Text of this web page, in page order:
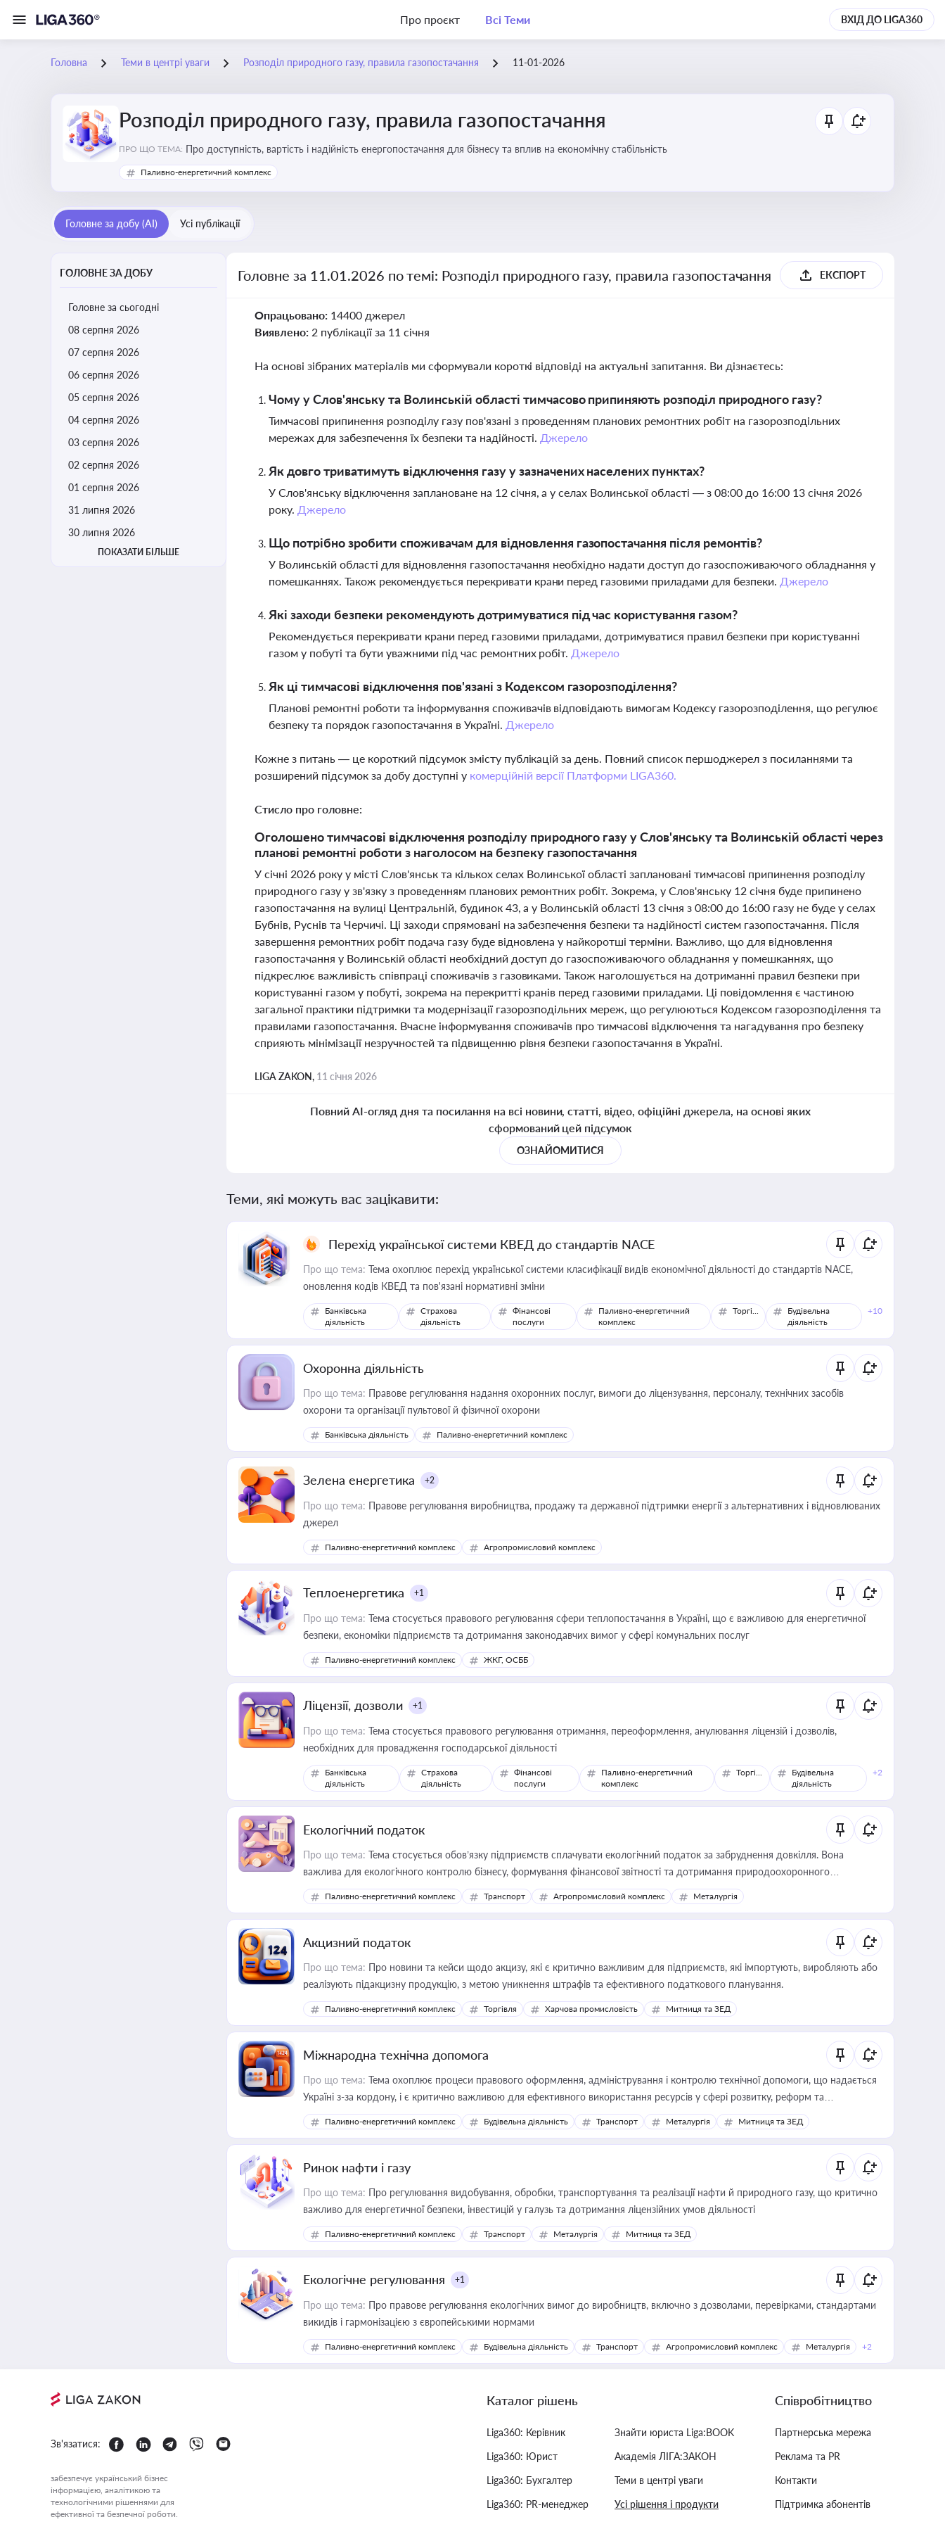
Про проєкт Всі Теми ВХІД ДО LIGA360
Головна Теми в центрі уваги Розподіл природного газу, правила газопостачання 11-01-2026
Розподіл природного газу, правила газопостачання
ПРО ЩО ТЕМА: Про доступність, вартість і надійність енергопостачання для бізнесу та вплив на економічну стабільність
Паливно-енергетичний комплекс
Головне за добу (AI) Усі публікації
ГОЛОВНЕ ЗА ДОБУ
Головне за сьогодні
08 серпня 2026
07 серпня 2026
06 серпня 2026
05 серпня 2026
04 серпня 2026
03 серпня 2026
02 серпня 2026
01 серпня 2026
31 липня 2026
30 липня 2026
ПОКАЗАТИ БІЛЬШЕ
Головне за 11.01.2026 по темі: Розподіл природного газу, правила газопостачання ЕКСПОРТ
Опрацьовано: 14400 джерел
Виявлено: 2 публікації за 11 січня
На основі зібраних матеріалів ми сформували короткі відповіді на актуальні запитання. Ви дізнаєтесь:
Чому у Слов'янську та Волинській області тимчасово припиняють розподіл природного газу?
Тимчасові припинення розподілу газу пов'язані з проведенням планових ремонтних робіт на газорозподільних
мережах для забезпечення їх безпеки та надійності. Джерело
Як довго триватимуть відключення газу у зазначених населених пунктах?
У Слов'янську відключення заплановане на 12 січня, а у селах Волинської області — з 08:00 до 16:00 13 січня 2026
року. Джерело
Що потрібно зробити споживачам для відновлення газопостачання після ремонтів?
У Волинській області для відновлення газопостачання необхідно надати доступ до газоспоживаючого обладнання у
помешканнях. Також рекомендується перекривати крани перед газовими приладами для безпеки. Джерело
Які заходи безпеки рекомендують дотримуватися під час користування газом?
Рекомендується перекривати крани перед газовими приладами, дотримуватися правил безпеки при користуванні
газом у побуті та бути уважними під час ремонтних робіт. Джерело
Як ці тимчасові відключення пов'язані з Кодексом газорозподілення?
Планові ремонтні роботи та інформування споживачів відповідають вимогам Кодексу газорозподілення, що регулює
безпеку та порядок газопостачання в Україні. Джерело
Кожне з питань — це короткий підсумок змісту публікацій за день. Повний список першоджерел з посиланнями та
розширений підсумок за добу доступні у комерційній версії Платформи LIGA360.
Стисло про головне:
Оголошено тимчасові відключення розподілу природного газу у Слов'янську та Волинській області через
планові ремонтні роботи з наголосом на безпеку газопостачання
У січні 2026 року у місті Слов'янськ та кількох селах Волинської області заплановані тимчасові припинення розподілу
природного газу у зв'язку з проведенням планових ремонтних робіт. Зокрема, у Слов'янську 12 січня буде припинено
газопостачання на вулиці Центральній, будинок 43, а у Волинській області 13 січня з 08:00 до 16:00 газу не буде у селах
Бубнів, Руснів та Черчичі. Ці заходи спрямовані на забезпечення безпеки та надійності систем газопостачання. Після
завершення ремонтних робіт подача газу буде відновлена у найкоротші терміни. Важливо, що для відновлення
газопостачання у Волинській області необхідний доступ до газоспоживаючого обладнання у помешканнях, що
підкреслює важливість співпраці споживачів з газовиками. Також наголошується на дотриманні правил безпеки при
користуванні газом у побуті, зокрема на перекритті кранів перед газовими приладами. Ці повідомлення є частиною
загальної практики підтримки та модернізації газорозподільних мереж, що регулюються Кодексом газорозподілення та
правилами газопостачання. Вчасне інформування споживачів про тимчасові відключення та нагадування про безпеку
сприяють мінімізації незручностей та підвищенню рівня безпеки газопостачання в Україні.
LIGA ZAKON, 11 січня 2026
Повний AI-огляд дня та посилання на всі новини, статті, відео, офіційні джерела, на основі яких
сформований цей підсумок
ОЗНАЙОМИТИСЯ
Теми, які можуть вас зацікавити:
Перехід української системи КВЕД до стандартів NACE
Про що тема: Тема охоплює перехід української системи класифікації видів економічної діяльності до стандартів NACE,
оновлення кодів КВЕД та пов'язані нормативні зміни
Банківська
діяльність
Страхова
діяльність
Фінансові
послуги
Паливно-енергетичний
комплекс
Торгівля
Будівельна
діяльність
+10
Охоронна діяльність
Про що тема: Правове регулювання надання охоронних послуг, вимоги до ліцензування, персоналу, технічних засобів
охорони та організації пультової й фізичної охорони
Банківська діяльність Паливно-енергетичний комплекс
Зелена енергетика +2
Про що тема: Правове регулювання виробництва, продажу та державної підтримки енергії з альтернативних і відновлюваних
джерел
Паливно-енергетичний комплекс Агропромисловий комплекс
Теплоенергетика +1
Про що тема: Тема стосується правового регулювання сфери теплопостачання в Україні, що є важливою для енергетичної
безпеки, економіки підприємств та дотримання законодавчих вимог у сфері комунальних послуг
Паливно-енергетичний комплекс ЖКГ, ОСББ
Ліцензії, дозволи +1
Про що тема: Тема стосується правового регулювання отримання, переоформлення, анулювання ліцензій і дозволів,
необхідних для провадження господарської діяльності
Банківська
діяльність
Страхова
діяльність
Фінансові
послуги
Паливно-енергетичний
комплекс
Торгівля
Будівельна
діяльність
+2
Екологічний податок
Про що тема: Тема стосується обов’язку підприємств сплачувати екологічний податок за забруднення довкілля. Вона
важлива для екологічного контролю бізнесу, формування фінансової звітності та дотримання природоохоронного
законодавства
Паливно-енергетичний комплекс Транспорт Агропромисловий комплекс Металургія
Акцизний податок
Про що тема: Про новини та кейси щодо акцизу, які є критично важливим для підприємств, які імпортують, виробляють або
реалізують підакцизну продукцію, з метою уникнення штрафів та ефективного податкового планування.
Паливно-енергетичний комплекс Торгівля Харчова промисловість Митниця та ЗЕД
Міжнародна технічна допомога
Про що тема: Тема охоплює процеси правового оформлення, адміністрування і контролю технічної допомоги, що надається
Україні з-за кордону, і є критично важливою для ефективного використання ресурсів у сфері розвитку, реформ та
інфраструктурних проєктів
Паливно-енергетичний комплекс Будівельна діяльність Транспорт Металургія Митниця та ЗЕД
Ринок нафти і газу
Про що тема: Про регулювання видобування, обробки, транспортування та реалізації нафти й природного газу, що критично
важливо для енергетичної безпеки, інвестицій у галузь та дотримання ліцензійних умов діяльності
Паливно-енергетичний комплекс Транспорт Металургія Митниця та ЗЕД
Екологічне регулювання +1
Про що тема: Про правове регулювання екологічних вимог до виробництв, включно з дозволами, перевірками, стандартами
викидів і гармонізацією з європейськими нормами
Паливно-енергетичний комплекс Будівельна діяльність Транспорт Агропромисловий комплекс Металургія +2
Зв'язатися:
забезпечує український бізнес
інформацією, аналітикою та
технологічними рішеннями для
ефективної та безпечної роботи.
Каталог рішень
Liga360: Керівник
Liga360: Юрист
Liga360: Бухгалтер
Liga360: PR-менеджер
Знайти юриста Liga:BOOK
Академія ЛІГА:ЗАКОН
Теми в центрі уваги
Усі рішення і продукти
Співробітництво
Партнерська мережа
Реклама та PR
Контакти
Підтримка абонентів